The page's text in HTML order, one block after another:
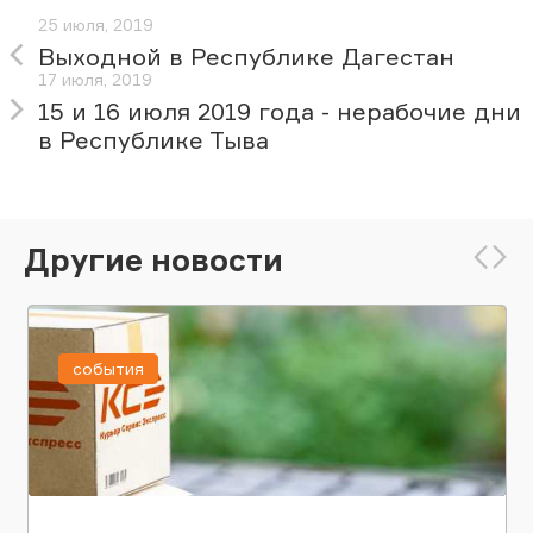
25 июля, 2019
Выходной в Республике Дагестан
17 июля, 2019
15 и 16 июля 2019 года - нерабочие дни
в Республике Тыва
Другие новости
события